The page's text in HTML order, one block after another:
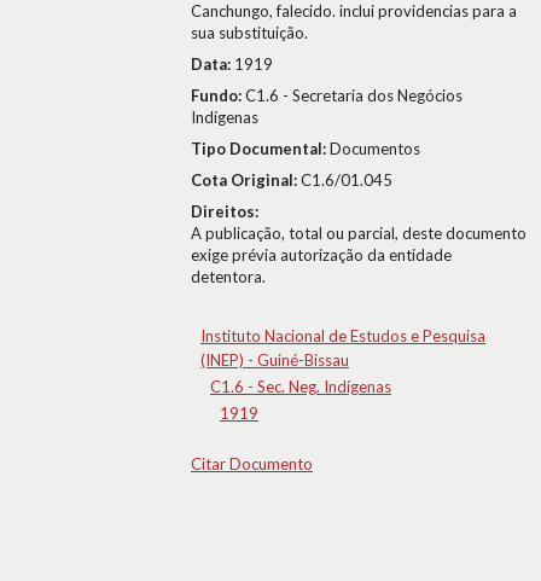
Canchungo, falecido. inclui providencias para a
sua substituição.
Data: 1919
Fundo:C1.6 - Secretaria dos Negócios
Indígenas
Tipo Documental:Documentos
Cota Original:C1.6/01.045
Direitos:
A publicação, total ou parcial, deste documento
exige prévia autorização da entidade
detentora.
Instituto Nacional de Estudos e Pesquisa
(INEP) - Guiné-Bissau
C1.6 - Sec. Neg. Indígenas
1919
Citar Documento